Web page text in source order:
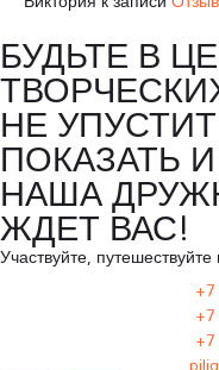
БУДЬТЕ В
НЕ
ПОКАЗАТЬ
НАША
ЖДЕТ ВАС!
Участвуйте,